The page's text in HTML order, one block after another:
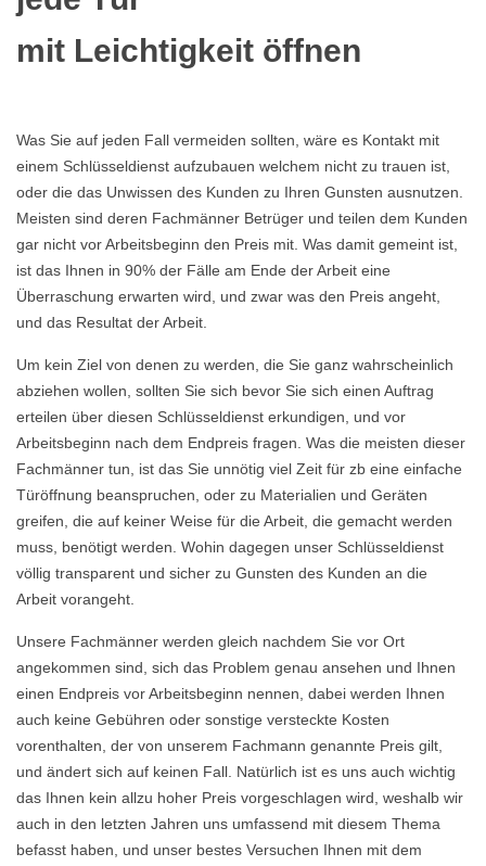
mit Leichtigkeit öffnen
Was Sie auf jeden Fall vermeiden sollten, wäre es Kontakt mit
einem Schlüsseldienst aufzubauen welchem nicht zu trauen ist,
oder die das Unwissen des Kunden zu Ihren Gunsten ausnutzen.
Meisten sind deren Fachmänner Betrüger und teilen dem Kunden
gar nicht vor Arbeitsbeginn den Preis mit. Was damit gemeint ist,
ist das Ihnen in 90% der Fälle am Ende der Arbeit eine
Überraschung erwarten wird, und zwar was den Preis angeht,
und das Resultat der Arbeit.
Um kein Ziel von denen zu werden, die Sie ganz wahrscheinlich
abziehen wollen, sollten Sie sich bevor Sie sich einen Auftrag
erteilen über diesen Schlüsseldienst erkundigen, und vor
Arbeitsbeginn nach dem Endpreis fragen. Was die meisten dieser
Fachmänner tun, ist das Sie unnötig viel Zeit für zb eine einfache
Türöffnung beanspruchen, oder zu Materialien und Geräten
greifen, die auf keiner Weise für die Arbeit, die gemacht werden
muss, benötigt werden. Wohin dagegen unser Schlüsseldienst
völlig transparent und sicher zu Gunsten des Kunden an die
Arbeit vorangeht.
Unsere Fachmänner werden gleich nachdem Sie vor Ort
angekommen sind, sich das Problem genau ansehen und Ihnen
einen Endpreis vor Arbeitsbeginn nennen, dabei werden Ihnen
auch keine Gebühren oder sonstige versteckte Kosten
vorenthalten, der von unserem Fachmann genannte Preis gilt,
und ändert sich auf keinen Fall. Natürlich ist es uns auch wichtig
das Ihnen kein allzu hoher Preis vorgeschlagen wird, weshalb wir
auch in den letzten Jahren uns umfassend mit diesem Thema
befasst haben, und unser bestes Versuchen Ihnen mit dem